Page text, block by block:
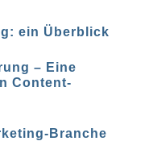
ein Überblick
– Eine
Content-
Branche